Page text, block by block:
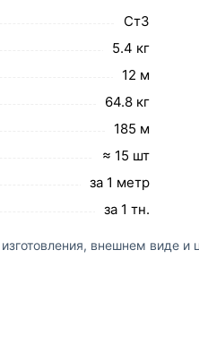
Ст3
5.4 кг
12 м
64.8 кг
185 м
≈ 15 шт
за 1 метр
за 1 тн.
внешнем виде